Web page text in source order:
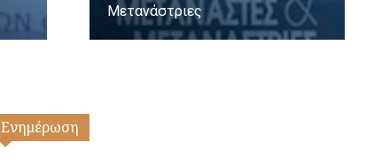
Μετανάστριες
Ενημέρωση